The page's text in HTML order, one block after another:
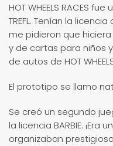
HOT WHEELS RACES
TREFL. Tenían la licencia
me pidieron que
y de cartas para niños
de autos de HOT
El prototipo se llamo
Se creó un segundo
la licencia BARBIE.
organizaban